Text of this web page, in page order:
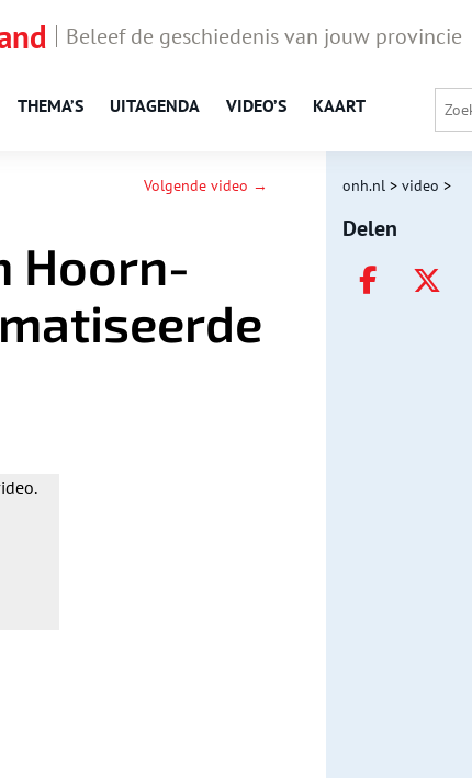
Beleef de geschiedenis van jouw provincie
THEMA’S UITAGENDA VIDEO’S KAART
Volgende video →
Hoorn-
onh.nl > video >
Delen